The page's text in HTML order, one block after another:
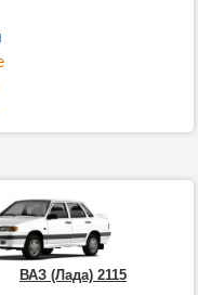
ВАЗ (Лада) 2115